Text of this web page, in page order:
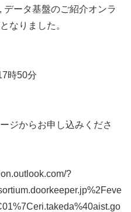
データ基盤のご紹介オンラ
なりました。
時50分
ジからお申し込みくださ
?